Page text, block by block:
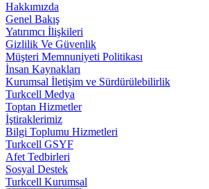
Hakkımızda
Genel Bakış
Yatırımcı İlişkileri
Gizlilik Ve Güvenlik
Müşteri Memnuniyeti Politikası
İnsan Kaynakları
Kurumsal İletişim ve Sürdürülebilirlik
Turkcell Medya
Toptan Hizmetler
İştiraklerimiz
Bilgi Toplumu Hizmetleri
Turkcell GSYF
Afet Tedbirleri
Sosyal Destek
Turkcell Kurumsal